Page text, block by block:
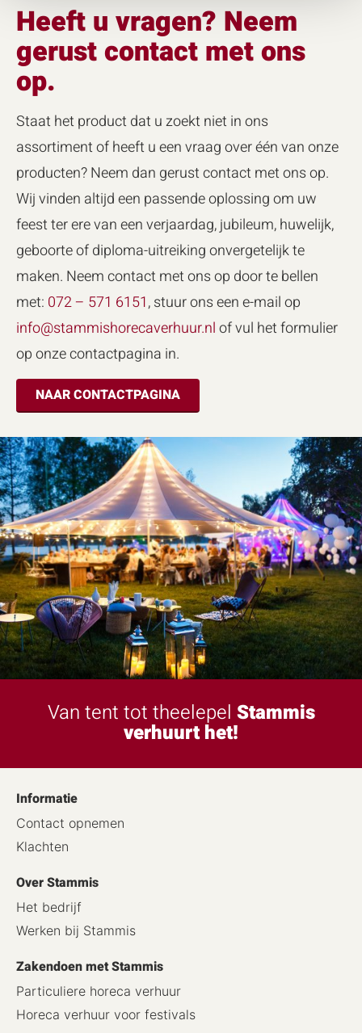
Heeft u vragen? Neem
gerust contact met ons
op.
Staat het product dat u zoekt niet in ons
assortiment of heeft u een vraag over één van onze
producten? Neem dan gerust contact met ons op.
Wij vinden altijd een passende oplossing om uw
feest ter ere van een verjaardag, jubileum, huwelijk,
geboorte of diploma-uitreiking onvergetelijk te
maken. Neem contact met ons op door te bellen
met: 072 – 571 6151, stuur ons een e-mail op
info@stammishorecaverhuur.nlof vul het formulier
op onze contactpagina in.
NAAR CONTACTPAGINA
Van tent tot theelepel Stammis
verhuurt het!
Informatie
Contact opnemen
Klachten
Over Stammis
Het bedrijf
Werken bij Stammis
Zakendoen met Stammis
Particuliere horeca verhuur
Horeca verhuur voor festivals